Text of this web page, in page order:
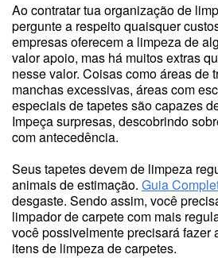
Ao contratar tua organização de
pergunte a respeito quaisquer
empresas oferecem a limpeza de
valor apoio, mas há muitos extras
nesse valor. Coisas como áreas de
manchas excessivas, áreas com
especiais de tapetes são capazes
Impeça surpresas, descobrindo
com antecedência.
Seus tapetes devem de limpeza
animais de estimação. Guia
desgaste. Sendo assim, você
limpador de carpete com mais
você possivelmente precisará fazer
itens de limpeza de carpetes.